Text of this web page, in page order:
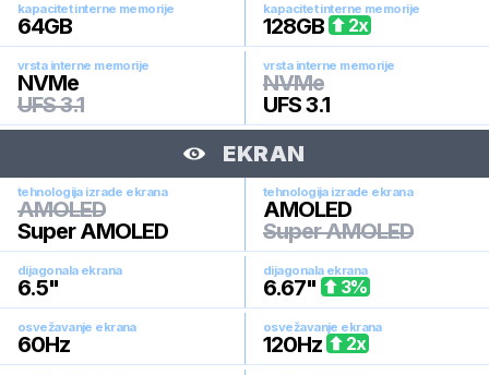
kapacitet interne memorije
64GB
kapacitet interne memorije
128GB 2x
vrsta interne memorije
NVMe
UFS 3.1
vrsta interne memorije
NVMe
UFS 3.1
EKRAN
tehnologija izrade ekrana
AMOLED
Super AMOLED
tehnologija izrade ekrana
AMOLED
Super AMOLED
dijagonala ekrana
6.5"
dijagonala ekrana
6.67" 3%
osvežavanje ekrana
60Hz
osvežavanje ekrana
120Hz 2x